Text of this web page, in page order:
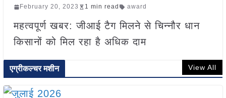
February 20, 2023 1 min read award
महत्वपूर्ण खबर: जीआई टैग मिलने से चिन्नौर धान
किसानों को मिल रहा है अधिक दाम
एग्रीकल्चर मशीन View All